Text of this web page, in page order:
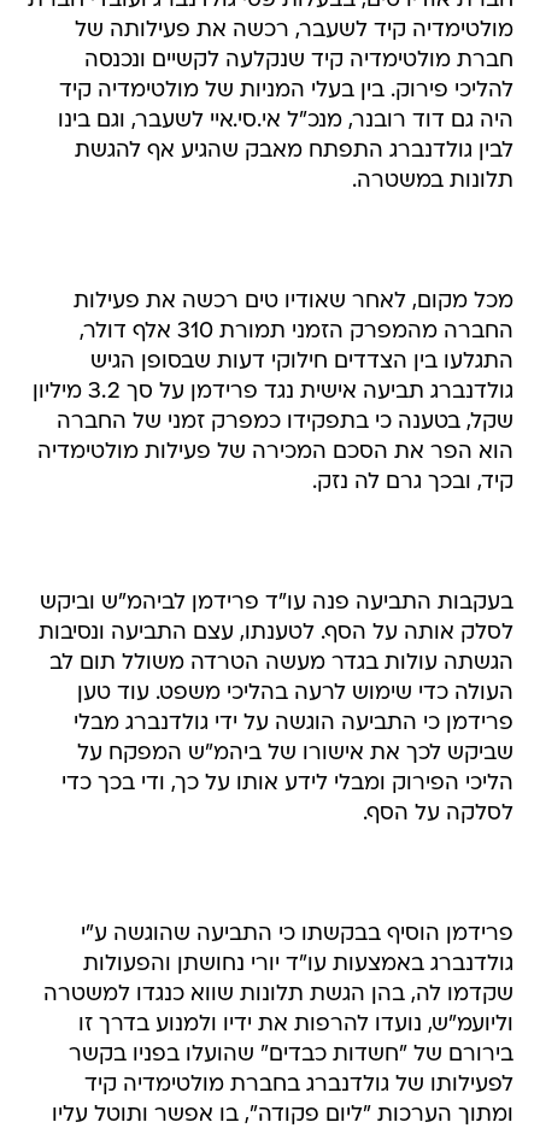
מולטימדיה קיד לשעבר, רכשה את פעילותה של
חברת מולטימדיה קיד שנקלעה לקשיים ונכנסה
להליכי פירוק. בין בעלי המניות של מולטימדיה קיד
היה גם דוד רובנר, מנכ"ל אי.סי.איי לשעבר, וגם בינו
לבין גולדנברג התפתח מאבק שהגיע אף להגשת
תלונות במשטרה.
מכל מקום, לאחר שאודיו טים רכשה את פעילות
החברה מהמפרק הזמני תמורת 310 אלף דולר,
התגלעו בין הצדדים חילוקי דעות שבסופן הגיש
גולדנברג תביעה אישית נגד פרידמן על סך 3.2 מיליון
שקל, בטענה כי בתפקידו כמפרק זמני של החברה
הוא הפר את הסכם המכירה של פעילות מולטימדיה
קיד, ובכך גרם לה נזק.
בעקבות התביעה פנה עו"ד פרידמן לביהמ"ש וביקש
לסלק אותה על הסף. לטענתו, עצם התביעה ונסיבות
הגשתה עולות בגדר מעשה הטרדה משולל תום לב
העולה כדי שימוש לרעה בהליכי משפט. עוד טען
פרידמן כי התביעה הוגשה על ידי גולדנברג מבלי
שביקש לכך את אישורו של ביהמ"ש המפקח על
הליכי הפירוק ומבלי לידע אותו על כך, ודי בכך כדי
לסלקה על הסף.
פרידמן הוסיף בבקשתו כי התביעה שהוגשה ע"י
גולדנברג באמצעות עו"ד יורי נחושתן והפעולות
שקדמו לה, בהן הגשת תלונות שווא כנגדו למשטרה
וליועמ"ש, נועדו להרפות את ידיו ולמנוע בדרך זו
בירורם של "חשדות כבדים" שהועלו בפניו בקשר
לפעילותו של גולדנברג בחברת מולטימדיה קיד
ומתוך הערכות "ליום פקודה", בו אפשר ותוטל עליו